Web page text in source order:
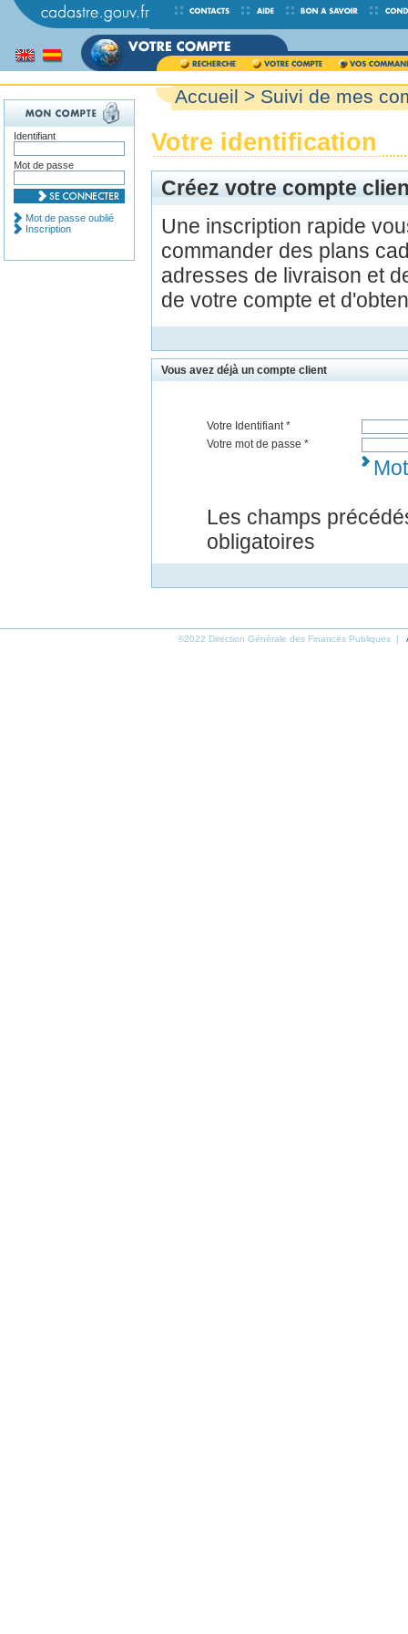
Accueil > Suivi de mes
Votre identification
Créez votre compte
Une inscription rapide
commander des plans
adresses de livraison et
de votre compte et
Vous avez déjà un compte client
Votre Identifiant *
Votre mot de passe *
Les champs
obligatoires
Identifiant
Mot de passe
Mot de passe oublié
Inscription
©2022 Direction Générale des Finances Publiques |